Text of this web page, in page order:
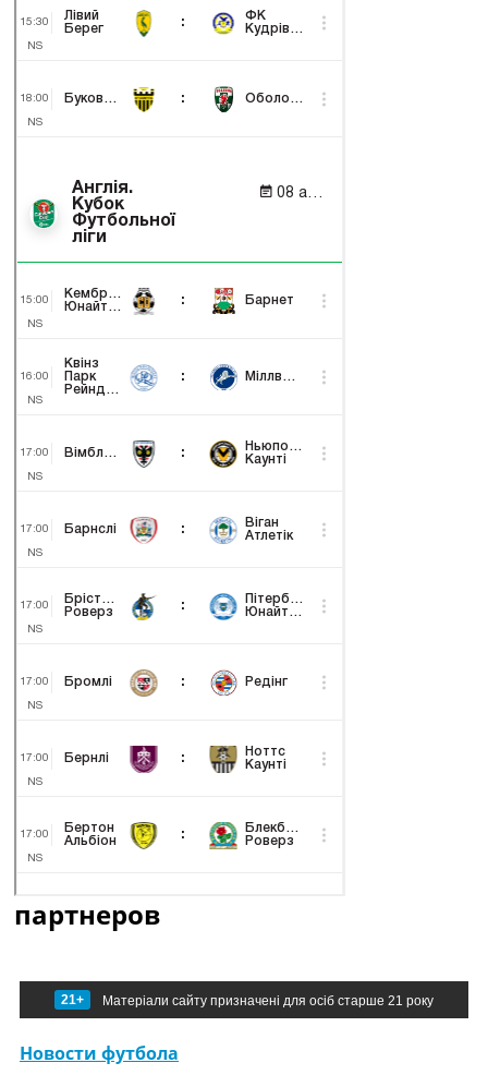
партнеров
21+ Матеріали сайту призначені для осіб старше 21 року
Новости футбола